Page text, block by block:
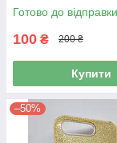
Готово до відправки
100 ₴ 200 ₴
Купити
–50%